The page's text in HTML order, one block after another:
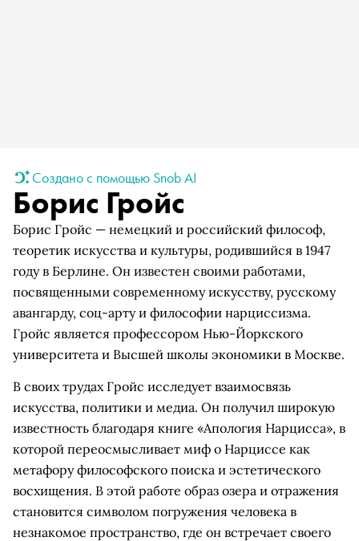
Создано с помощью Snob AI
Борис Гройс
Борис Гройс — немецкий и российский философ,
теоретик искусства и культуры, родившийся в 1947
году в Берлине. Он известен своими работами,
посвященными современному искусству, русскому
авангарду, соц-арту и философии нарциссизма.
Гройс является профессором Нью-Йоркского
университета и Высшей школы экономики в Москве.
В своих трудах Гройс исследует взаимосвязь
искусства, политики и медиа. Он получил широкую
известность благодаря книге «Апология Нарцисса», в
которой переосмысливает миф о Нарциссе как
метафору философского поиска и эстетического
восхищения. В этой работе образ озера и отражения
становится символом погружения человека в
незнакомое пространство, где он встречает своего